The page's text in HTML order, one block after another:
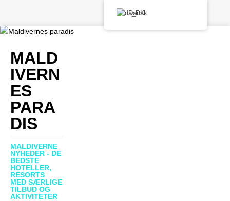
MALD
IVERN
ES
PARA
DIS
MALDIVERNE
NYHEDER - DE
BEDSTE
HOTELLER,
RESORTS
MED SÆRLIGE
TILBUD OG
AKTIVITETER
Dansk